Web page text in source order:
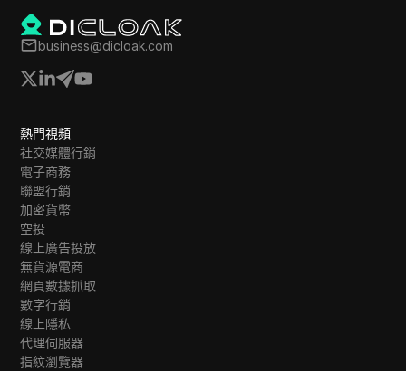
business@dicloak.com
熱門視頻
社交媒體行銷
電子商務
聯盟行銷
加密貨幣
空投
線上廣告投放
無貨源電商
網頁數據抓取
數字行銷
線上隱私
代理伺服器
指紋瀏覽器